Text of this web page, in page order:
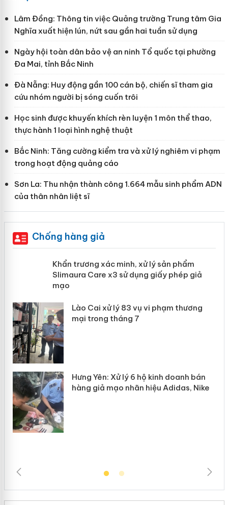
Lâm Đồng: Thông tin việc Quảng trường Trung tâm Gia
Nghĩa xuất hiện lún, nứt sau gần hai tuần sử dụng
Ngày hội toàn dân bảo vệ an ninh Tổ quốc tại phường
Đa Mai, tỉnh Bắc Ninh
Đà Nẵng: Huy động gần 100 cán bộ, chiến sĩ tham gia
cứu nhóm người bị sóng cuốn trôi
Học sinh được khuyến khích rèn luyện 1 môn thể thao,
thực hành 1 loại hình nghệ thuật
Bắc Ninh: Tăng cường kiểm tra và xử lý nghiêm vi phạm
trong hoạt động quảng cáo
Sơn La: Thu nhận thành công 1.664 mẫu sinh phẩm ADN
của thân nhân liệt sĩ
Chống hàng giả
Khẩn trương xác minh, xử lý sản phẩm
Slimaura Care x3 sử dụng giấy phép